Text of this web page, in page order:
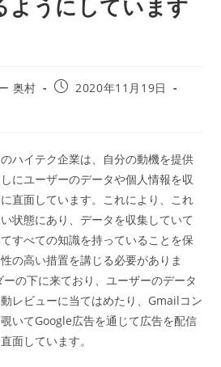
ようにしています
奥村
投
2020年11月19日
ハイテク企業は、自分の動機を提供
にユーザーのデータや個人情報を収
直面しています。これにより、これ
状態にあり、データを収集していて
すべての知識を持っていることを保
の高い措置を講じる必要がありま
の下に来ており、ユーザーのデータ
レビューに当てはめたり、Gmailコン
いてGoogle広告を通じて広告を配信
面しています。